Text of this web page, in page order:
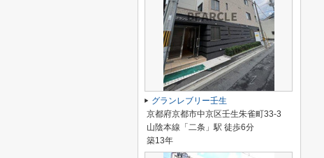
グランレブリー壬生
京都府京都市中京区壬生朱雀町33-3
山陰本線「二条」駅 徒歩6分
築13年